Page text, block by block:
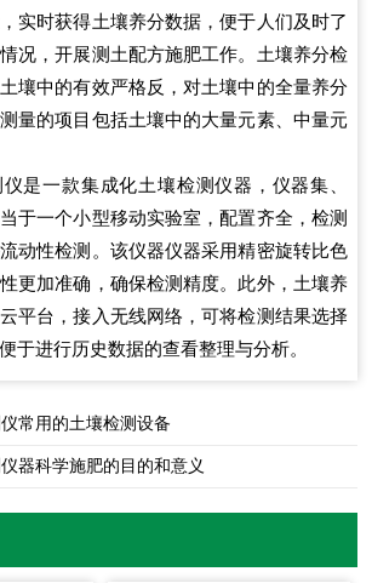
实时获得土壤养分数据，便于人们及时了
况，开展测土配方施肥工作。土壤养分检
壤中的有效严格反，对土壤中的全量养分
量的项目包括土壤中的大量元素、中量元
是一款集成化土壤检测仪器，仪器集、
于一个小型移动实验室，配置齐全，检测
动性检测。该仪器仪器采用精密旋转比色
更加准确，确保检测精度。此外，土壤养
平台，接入无线网络，可将检测结果选择
于进行历史数据的查看整理与分析。
常用的土壤检测设备
器科学施肥的目的和意义